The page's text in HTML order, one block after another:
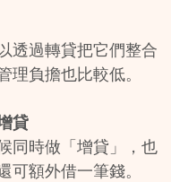
透過轉貸把它們整合
理負擔也比較低。
貸
同時做「增貸」，也
可額外借一筆錢。